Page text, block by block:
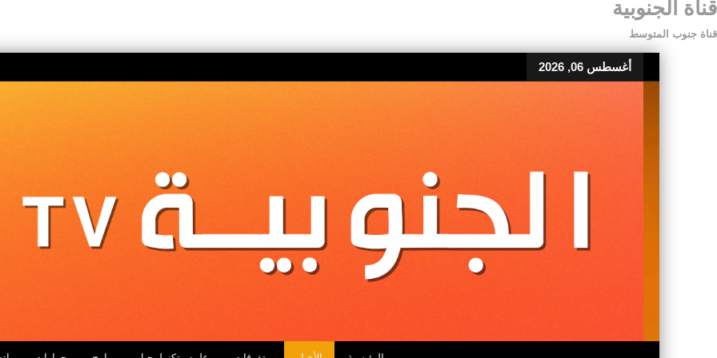
قناة الجنوبية
قناة جنوب المتوسط
أغسطس 06, 2026